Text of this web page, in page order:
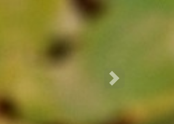
Następne